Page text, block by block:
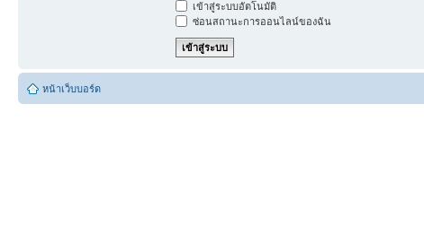
เข้าสู่ระบบอัตโนมัติ
ซ่อนสถานะการออนไลน์ของฉัน
หน้าเว็บบอร์ด